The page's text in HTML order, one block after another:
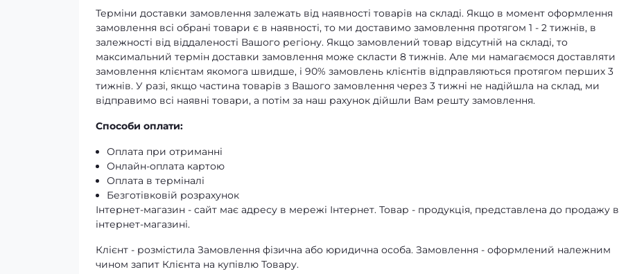
Терміни доставки замовлення залежать від наявності товарів на складі. Якщо в момент оформлення
замовлення всі обрані товари є в наявності, то ми доставимо замовлення протягом 1 - 2 тижнів, в
залежності від віддаленості Вашого регіону. Якщо замовлений товар відсутній на складі, то
максимальний термін доставки замовлення може скласти 8 тижнів. Але ми намагаємося доставляти
замовлення клієнтам якомога швидше, і 90% замовлень клієнтів відправляються протягом перших 3
тижнів. У разі, якщо частина товарів з Вашого замовлення через 3 тижні не надійшла на склад, ми
відправимо всі наявні товари, а потім за наш рахунок дійшли Вам решту замовлення.
Способи оплати:
Оплата при отриманні
Онлайн-оплата картою
Оплата в терміналі
Безготівковій розрахунок
Інтернет-магазин - сайт має адресу в мережі Інтернет. Товар - продукція, представлена ​​до продажу в
інтернет-магазині.
Клієнт - розмістила Замовлення фізична або юридична особа. Замовлення - оформлений належним
чином запит Клієнта на купівлю Товару.